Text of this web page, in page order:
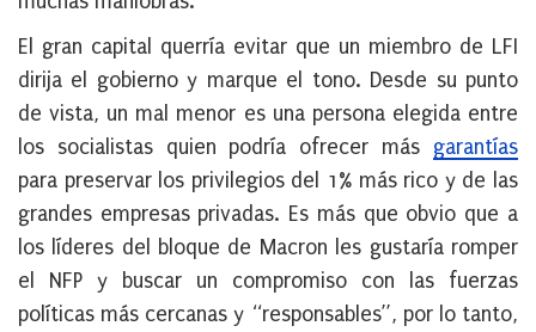
El gran capital querría evitar que un miembro de LFI
dirija el gobierno y marque el tono. Desde su punto
de vista, un mal menor es una persona elegida entre
los socialistas quien podría ofrecer más garantías
para preservar los privilegios del 1% más rico y de las
grandes empresas privadas. Es más que obvio que a
los líderes del bloque de Macron les gustaría romper
el NFP y buscar un compromiso con las fuerzas
políticas más cercanas y “responsables”, por lo tanto,